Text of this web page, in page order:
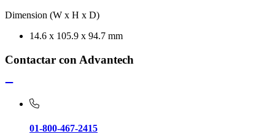
Dimension (W x H x D)
14.6 x 105.9 x 94.7 mm
Contactar con Advantech
01-800-467-2415